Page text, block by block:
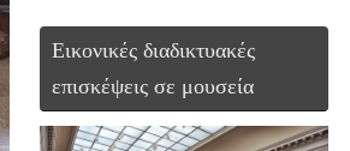
Εικονικές διαδικτυακές
επισκέψεις σε μουσεία